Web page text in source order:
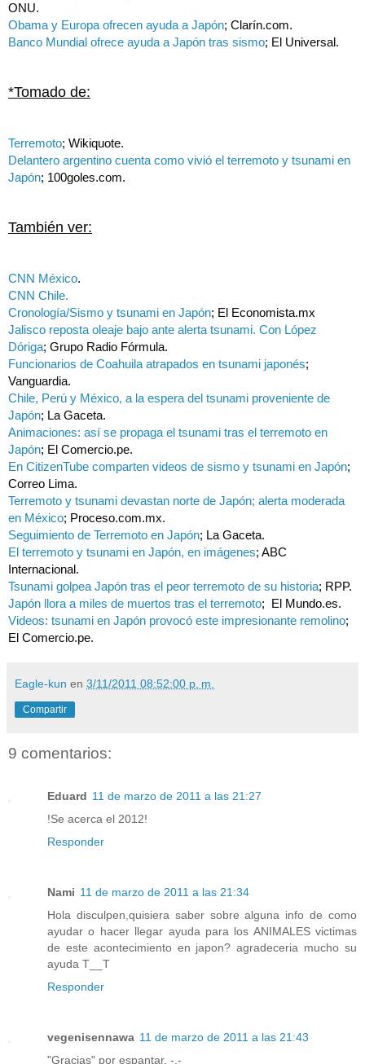
ONU.
Obama y Europa ofrecen ayuda a Japón; Clarín.com.
Banco Mundial ofrece ayuda a Japón tras sismo; El Universal.
*Tomado de:
Terremoto; Wikiquote.
Delantero argentino cuenta como vivió el terremoto y tsunami en
Japón; 100goles.com.
También ver:
CNN México.
CNN Chile.
Cronología/Sismo y tsunami en Japón; El Economista.mx
Jalisco reposta oleaje bajo ante alerta tsunami. Con López
Dóriga; Grupo Radio Fórmula.
Funcionarios de Coahuila atrapados en tsunami japonés;
Vanguardia.
Chile, Perú y México, a la espera del tsunami proveniente de
Japón; La Gaceta.
Animaciones: así se propaga el tsunami tras el terremoto en
Japón; El Comercio.pe.
En CitizenTube comparten videos de sismo y tsunami en Japón;
Correo Lima.
Terremoto y tsunami devastan norte de Japón; alerta moderada
en México; Proceso.com.mx.
Seguimiento de Terremoto en Japón; La Gaceta.
El terremoto y tsunami en Japón, en imágenes; ABC
Internacional.
Tsunami golpea Japón tras el peor terremoto de su historia; RPP.
Japón llora a miles de muertos tras el terremoto; El Mundo.es.
Videos: tsunami en Japón provocó este impresionante remolino;
El Comercio.pe.
Eagle-kun en 3/11/2011 08:52:00 p. m.
Compartir
9 comentarios:
Eduard 11 de marzo de 2011 a las 21:27
!Se acerca el 2012!
Responder
Nami 11 de marzo de 2011 a las 21:34
Hola disculpen,quisiera saber sobre alguna info de como
ayudar o hacer llegar ayuda para los ANIMALES victimas
de este acontecimiento en japon? agradeceria mucho su
ayuda T__T
Responder
vegenisennawa 11 de marzo de 2011 a las 21:43
"Gracias" por espantar. -.-